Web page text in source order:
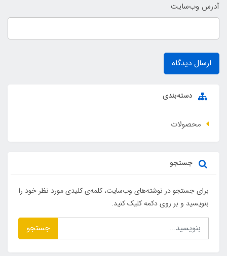
آدرس وب‌سایت
ارسال دیدگاه
دسته‌بندی
محصولات
جستجو
برای جستجو در نوشته‌های وب‌سایت، کلمه‌ی کلیدی مورد نظر خود را
بنویسید و بر روی دکمه کلیک کنید.
جستجو